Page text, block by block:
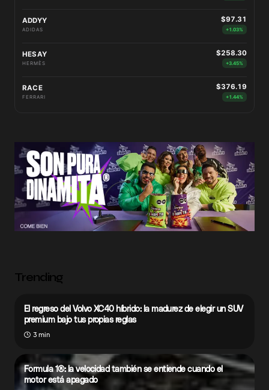
ADDYY
ADIDAS
$97.31
+1.03%
HESAY
HERMÈS
$258.30
+3.45%
RACE
FERRARI
$376.19
+1.44%
Trending
El regreso del Volvo XC40 híbrido: la madurez de elegir un SUV
premium bajo tus propias reglas
3 min
Formula 1®: la velocidad también se entiende cuando el
motor está apagado